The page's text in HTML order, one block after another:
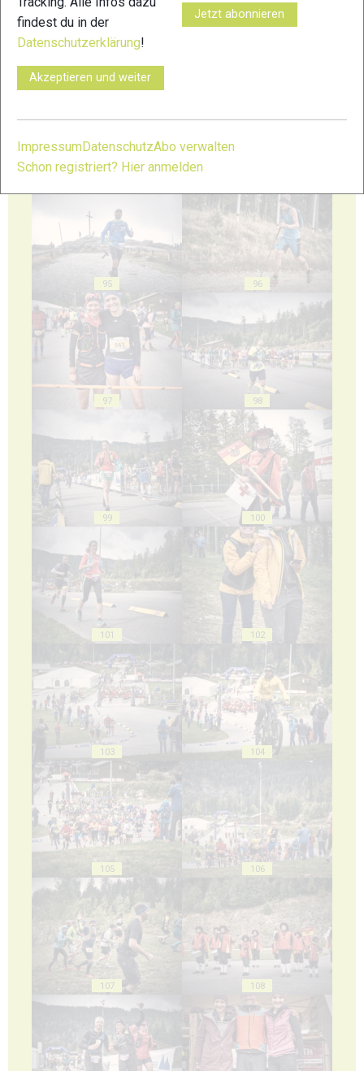
91
93
95 96
97 98
99 100
101 102
103 104
105 106
107 108
findest du in der
Datenschutzerklärung!
Akzeptieren und weiter
Jetzt abonnieren
Impressum DatenschutzAbo verwalten
Schon registriert? Hier anmelden